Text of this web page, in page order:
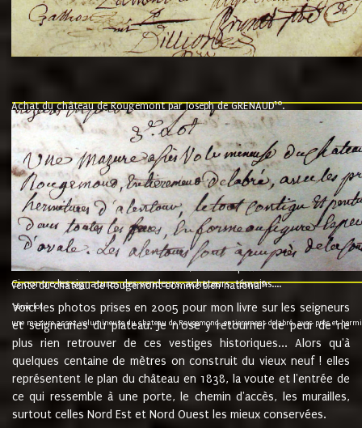
Achat du château de Rougemont par Joseph de GRENAUD10.
"l'an mil six cent soixante treze le ving neuvième jour du mois de
nommé fut présent Messire Claude Guillaume de Moyriat chevalier baron
vend, purement simplement et irrevocablement a monseigneur monsieur
et chavannes conseiller du roy au parlement de Bourgogne, present et
que le dit seigneur Baron de la Vellière a sur ses hommes, indivisables et
de la Velliere tout ainsi et comme le dit seigneur Baron et ses
présent......"
suivent les rentes, donation des terriers, etc... au prix de 880 livre louis
Ci contre les signatures des vendeurs, acheteurs, témoins....
vente du château de Rougemont comme bien national9.
"3ème lot
une mazure assez volumineuse du chateau de Rougemond, entierement delabré, avec près et
Voici les photos prises en 2005 pour mon livre sur les seigneurs
et seigneuries du plateau. Je n'ose y retourner de peur de ne
plus rien retrouver de ces vestiges historiques... Alors qu'à
quelques centaine de mètres on construit du vieux neuf ! elles
représentent le plan du château en 1838, la voute et l'entrée de
ce qui ressemble à une porte, le chemin d'accès, les murailles,
surtout celles Nord Est et Nord Ouest les mieux conservées.